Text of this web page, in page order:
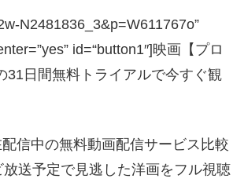
N2481836_3&p=W611767o”
id=“button1″]映画【プロ
31日間無料トライアルで今すぐ観
信中の無料動画配信サービス比較
送予定で見逃した洋画をフル視聴